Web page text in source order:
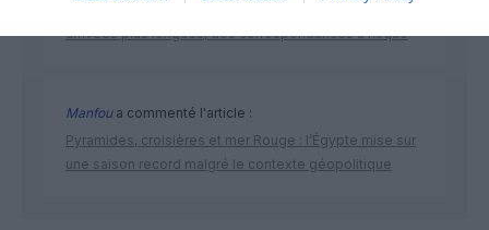
arrivées plus longues, des correspondances à risque
Manfoua commenté l'article :
Pyramides, croisières et mer Rouge : l’Égypte mise sur
une saison record malgré le contexte géopolitique